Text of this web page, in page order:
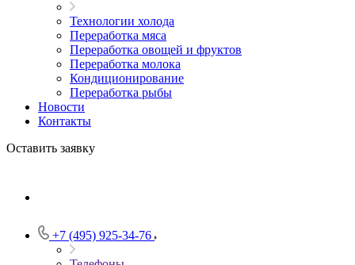
Технологии холода
Переработка мяса
Переработка овощей и фруктов
Переработка молока
Кондиционирование
Переработка рыбы
Новости
Контакты
Оставить заявку
+7 (495) 925-34-76